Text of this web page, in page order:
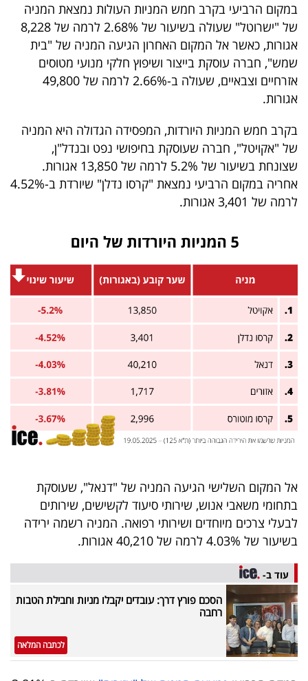
אדום
פרסמו
באייס
עקבו
אחרינו:
במקום הרביעי בקרב חמש המניות העולות נמצאת המניה
של "ישרוטל" שעולה בשיעור של 2.68% לרמה של 8,228
אגורות, כאשר אל המקום האחרון הגיעה המניה של "בית
שמש", חברה עוסקת בייצור ושיפוץ חלקי מנועי מטוסים
אזרחיים וצבאיים, שעולה ב-2.66% לרמה של 49,800
אגורות.
בקרב חמש המניות היורדות, המפסידה הגדולה היא המניה
של "אקויטל", חברה שעוסקת בחיפושי נפט ובנדל"ן,
שצונחת בשיעור של 5.2% לרמה של 13,850 אגורות.
אחריה במקום הרביעי נמצאת "קרסו נדלן" שיורדת ב-4.52%
לרמה של 3,401 אגורות.
אל המקום השלישי הגיעה המניה של "דנאל", שעוסקת
בתחומי משאבי אנוש, שירותי סיעוד לקשישים, שירותים
לבעלי צרכים מיוחדים ושירותי רפואה. המניה רשמה ירידה
בשיעור של 4.03% לרמה של 40,210 אגורות.
עוד ב-
הסכם פורץ דרך: עובדים יקבלו מניות וחבילת הטבות
רחבה
לכתבה המלאה